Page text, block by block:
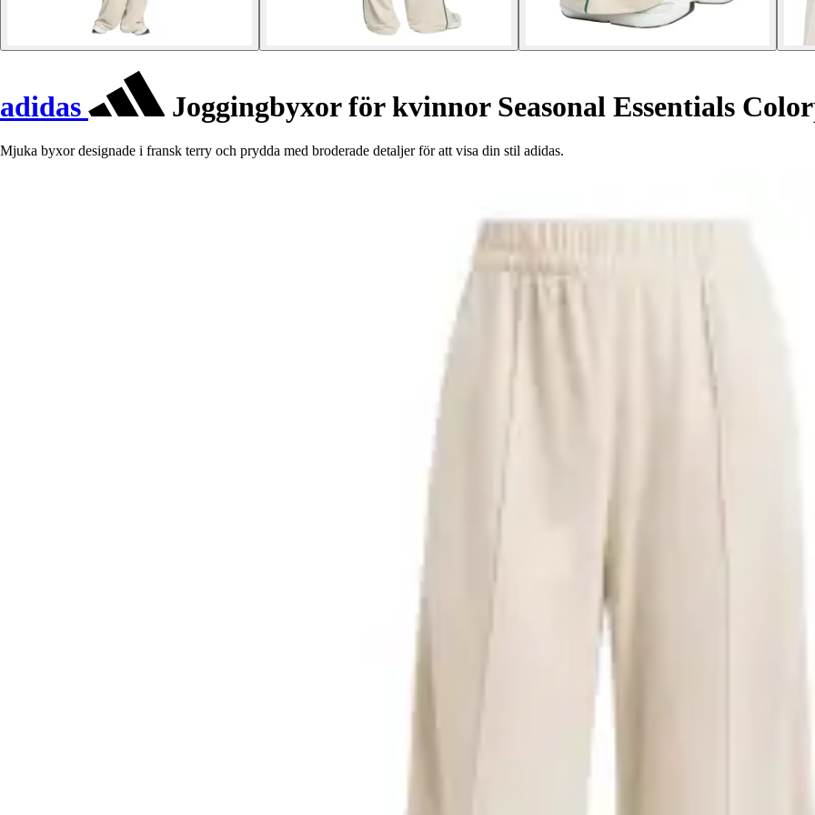
adidas Joggingbyxor för kvinnor Seasonal Essentials
Mjuka byxor designade i fransk terry och prydda med broderade detaljer för att visa din stil adidas.